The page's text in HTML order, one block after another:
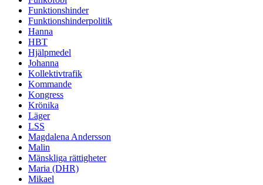
Funktionshinder
Funktionshinderpolitik
Hanna
HBT
Hjälpmedel
Johanna
Kollektivtrafik
Kommande
Kongress
Krönika
Läger
LSS
Magdalena Andersson
Malin
Mänskliga rättigheter
Maria (DHR)
Mikael